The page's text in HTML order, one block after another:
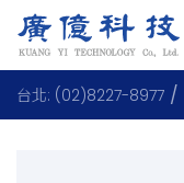
台北: (02)8227-8977